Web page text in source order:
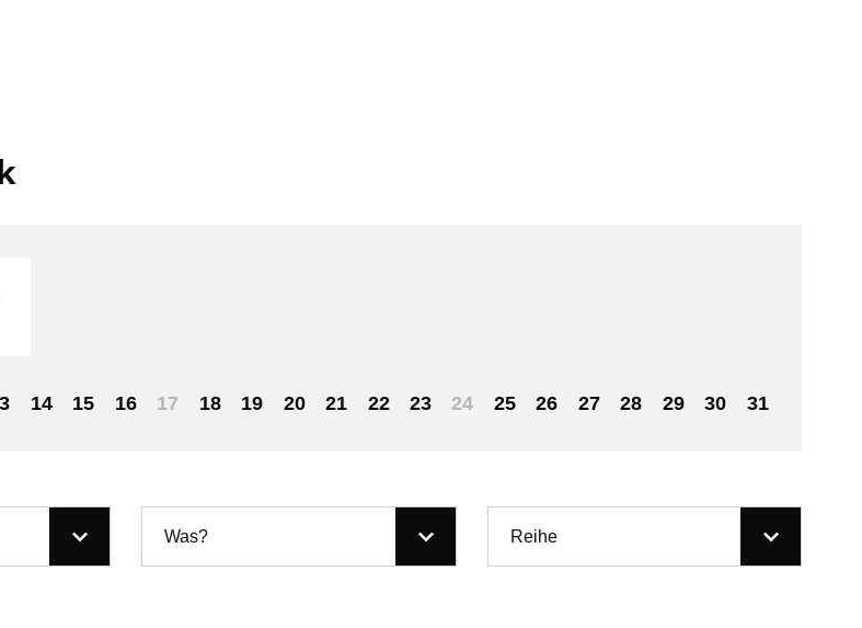
14 15 16 17 18 19 20 21 22 23 24 25 26 27 28 29 30 31
Was? Reihe